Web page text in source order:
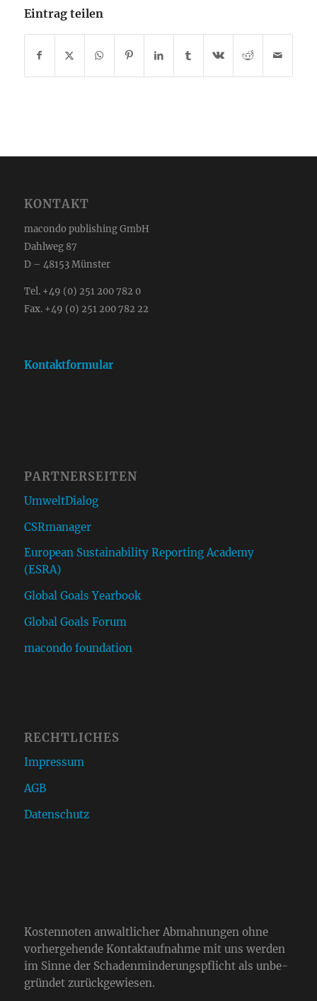
Eintrag teilen
KONTAKT
macondo publishing GmbH
Dahlweg 87
D – 48153 Münster
Tel. +49 (0) 251 200 782 0
Fax. +49 (0) 251 200 782 22
Kontaktformular
PARTNERSEITEN
UmweltDialog
CSRmanager
European Sustainability Reporting Academy
(ESRA)
Global Goals Yearbook
Global Goals Forum
macondo foundation
RECHTLICHES
Impressum
AGB
Datenschutz
Kos­ten­no­ten anwalt­li­cher Abmah­nun­gen ohne
vor­her­ge­hende Kon­takt­auf­nahme mit uns werden
im Sinne der Scha­den­min­de­rungs­pflicht als unbe­
grün­det zurück­ge­wie­sen.